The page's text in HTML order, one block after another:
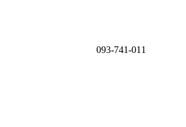
093-741-011